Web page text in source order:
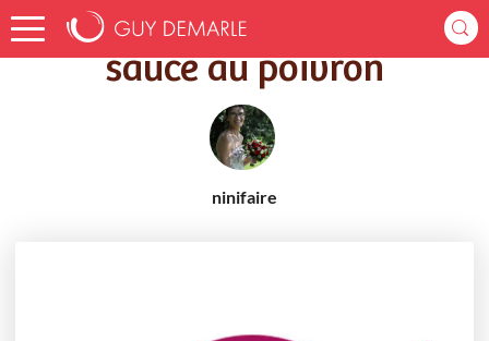
Accueil Recettes sauce au poivron
sauce au poivron
ninifaire